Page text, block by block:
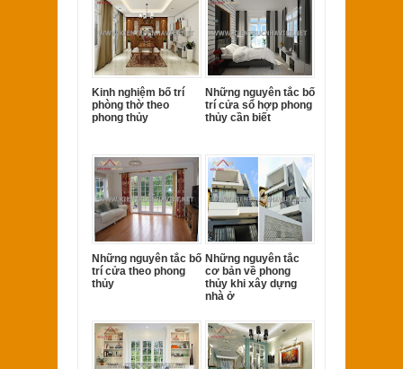
Kinh nghiệm bố trí
phòng thờ theo
phong thủy
Những nguyên tắc bố
trí cửa sổ hợp phong
thủy cần biết
Những nguyên tắc bố
trí cửa theo phong
thủy
Những nguyên tắc
cơ bản về phong
thủy khi xây dựng
nhà ở